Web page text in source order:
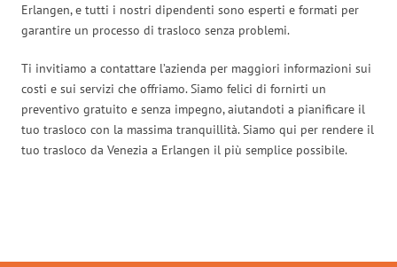
Erlangen, e tutti i nostri dipendenti sono esperti e formati per
garantire un processo di trasloco senza problemi.
Ti invitiamo a contattare l’azienda per maggiori informazioni sui
costi e sui servizi che offriamo. Siamo felici di fornirti un
preventivo gratuito e senza impegno, aiutandoti a pianificare il
tuo trasloco con la massima tranquillità. Siamo qui per rendere il
tuo trasloco da Venezia a Erlangen il più semplice possibile.